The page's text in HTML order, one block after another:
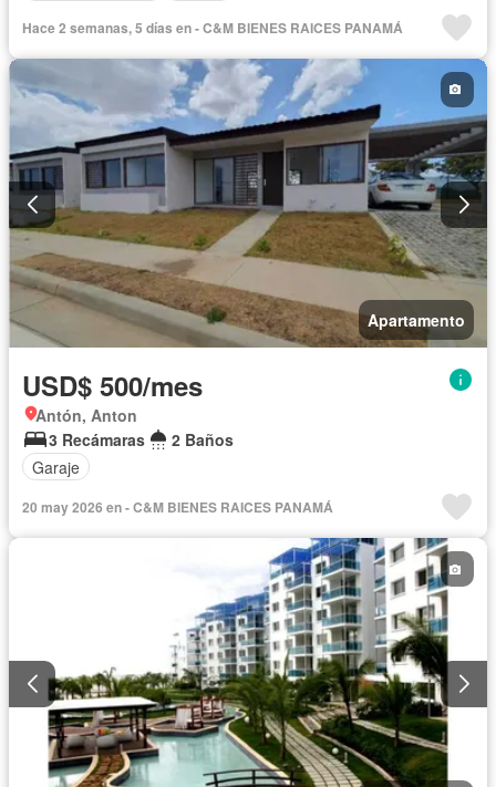
Hace 2 semanas, 5 días en - C&M BIENES RAICES PANAMÁ
Apartamento
USD$ 500/mes
Antón, Anton
3 Recámaras
2 Baños
Garaje
20 may 2026 en - C&M BIENES RAICES PANAMÁ